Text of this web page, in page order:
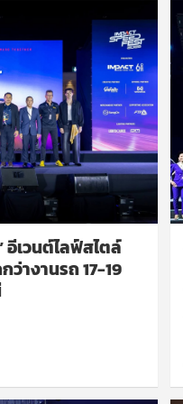
อีเวนต์ไลฟ์สไตล์
ว่างานรถ 17-19